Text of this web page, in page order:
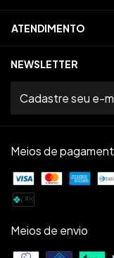
ATENDIMENTO
NEWSLETTER
Meios de
Meios de envio